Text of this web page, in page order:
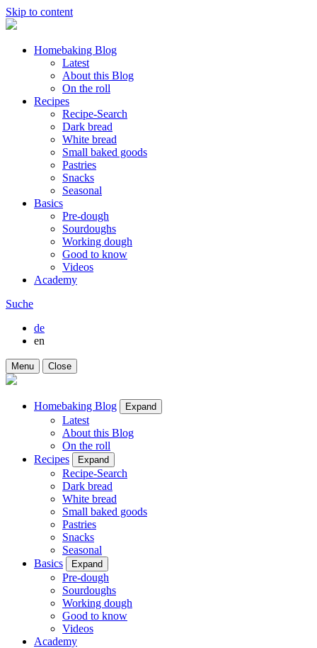
Skip to content
Homebaking Blog
Latest
About this Blog
On the roll
Recipes
Recipe-Search
Dark bread
White bread
Small baked goods
Pastries
Snacks
Seasonal
Basics
Pre-dough
Sourdoughs
Working dough
Good to know
Videos
Academy
Suche
de
en
Menu Close
Homebaking Blog Expand
Latest
About this Blog
On the roll
Recipes
Expand
Recipe-Search
Dark bread
White bread
Small baked goods
Pastries
Snacks
Seasonal
Basics
Expand
Pre-dough
Sourdoughs
Working dough
Good to know
Videos
Academy